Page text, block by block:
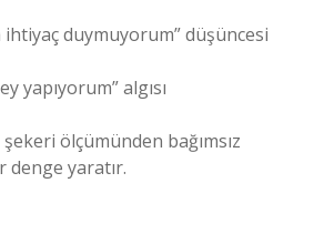
ihtiyaç duymuyorum” düşüncesi
yapıyorum” algısı
ölçümünden bağımsız
yaratır.